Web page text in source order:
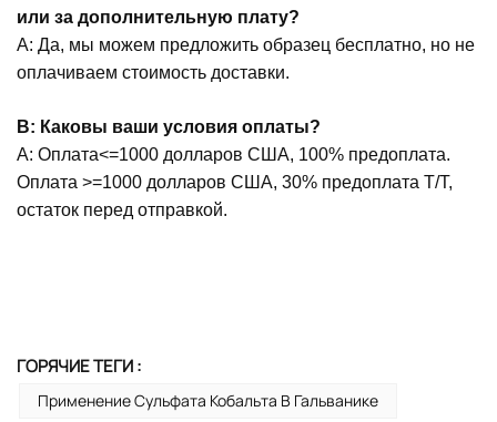
или за дополнительную плату?
A: Да, мы можем предложить образец бесплатно, но не
оплачиваем стоимость доставки.
В: Каковы ваши условия оплаты?
А: Оплата<=1000 долларов США, 100% предоплата.
Оплата >=1000 долларов США, 30% предоплата T/T,
остаток перед отправкой.
ГОРЯЧИЕ ТЕГИ :
Применение Сульфата Кобальта В Гальванике